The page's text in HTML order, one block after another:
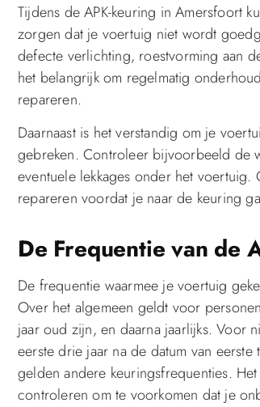
Tijdens de APK-keuring in Amersfoort
zorgen dat je voertuig niet wordt
defecte verlichting, roestvorming aan
het belangrijk om regelmatig
repareren.
Daarnaast is het verstandig om je
gebreken. Controleer bijvoorbeeld de
eventuele lekkages onder het
repareren voordat je naar de keuring
De Frequentie van de
De frequentie waarmee je voertuig
Over het algemeen geldt voor
jaar oud zijn, en daarna jaarlijks. Voor
eerste drie jaar na de datum van
gelden andere keuringsfrequenties.
controleren om te voorkomen dat je